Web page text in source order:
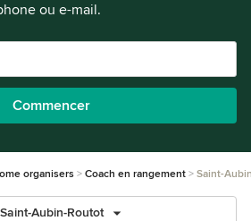
ou e-mail.
Commencer
organisers Coach en rangement Saint-
Saint-Aubin-Routot